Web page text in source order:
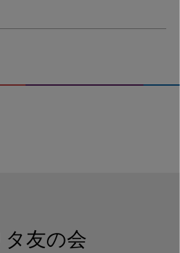
タ友の会